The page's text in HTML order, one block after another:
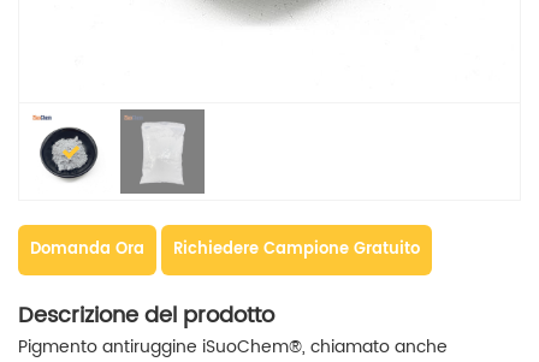
Domanda Ora Richiedere Campione Gratuito
Descrizione del prodotto
Pigmento antiruggine iSuoChem®, chiamato anche